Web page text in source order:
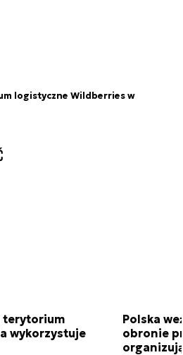
logistyczne Wildberries w
terytorium
wykorzystuje
Polska
obronie